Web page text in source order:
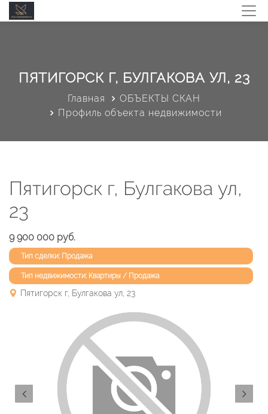
ПЯТИГОРСК Г, БУЛГАКОВА УЛ, 23
Главная
ОБЪЕКТЫ СКАН
Профиль объекта недвижимости
Пятигорск г, Булгакова ул,
23
9 900 000 руб.
Тип сделки: Продажа
Тип недвижимости: Квартиры / Продажа
Пятигорск г, Булгакова ул, 23